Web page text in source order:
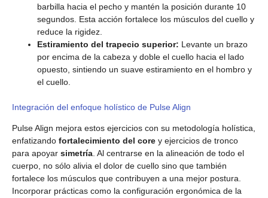
barbilla hacia el pecho y mantén la posición durante 10
segundos. Esta acción fortalece los músculos del cuello y
reduce la rigidez.
Estiramiento del trapecio superior: Levante un brazo
por encima de la cabeza y doble el cuello hacia el lado
opuesto, sintiendo un suave estiramiento en el hombro y
el cuello.
Integración del enfoque holístico de Pulse Align
Pulse Align mejora estos ejercicios con su metodología holística,
enfatizando fortalecimiento del core y ejercicios de tronco
para apoyar simetría. Al centrarse en la alineación de todo el
cuerpo, no sólo alivia el dolor de cuello sino que también
fortalece los músculos que contribuyen a una mejor postura.
Incorporar prácticas como la configuración ergonómica de la